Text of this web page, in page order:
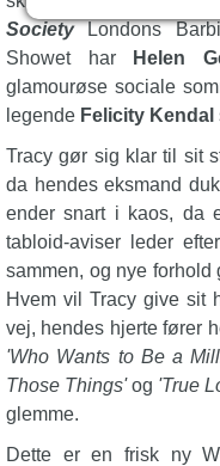
SocietyLondons
Showet har
Helen
glamourøse sociale
legende Felicity Kendal
Tracy gør sig klar til sit
da hendes eksmand
ender snart i kaos, da
tabloid-aviser leder
sammen, og nye forhold
Hvem vil Tracy give sit
vej, hendes hjerte fører
'Who Wants to Be a
Those Things'og 'True
glemme.
Dette er en frisk ny